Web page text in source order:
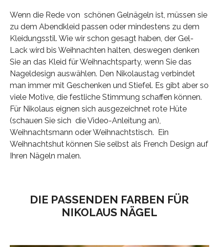
Wenn die Rede von schönen Gelnägeln ist, müssen sie
zu dem Abendkleid passen oder mindestens zu dem
Kleidungsstil. Wie wir schon gesagt haben, der Gel-
Lack wird bis Weihnachten halten, deswegen denken
Sie an das Kleid für Weihnachtsparty, wenn Sie das
Nageldesign auswählen. Den Nikolaustag verbindet
man immer mit Geschenken und Stiefel. Es gibt aber so
viele Motive, die festliche Stimmung schaffen können.
Für Nikolaus eignen sich ausgezeichnet rote Hüte
(schauen Sie sich die Video-Anleitung an),
Weihnachtsmann oder Weihnachtstisch. Ein
Weihnachtshut können Sie selbst als French Design auf
Ihren Nägeln malen.
DIE PASSENDEN FARBEN FÜR
NIKOLAUS NÄGEL